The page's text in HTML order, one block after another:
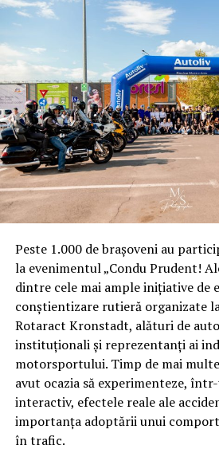
Peste 1.000 de brașoveni au
la evenimentul „Condu Prudent!
dintre cele mai ample inițiative de
conștientizare rutieră organizate
Rotaract Kronstadt, alături de
instituționali și reprezentanți ai
motorsportului. Timp de mai
avut ocazia să experimenteze,
interactiv, efectele reale ale
importanța adoptării unui
în trafic.